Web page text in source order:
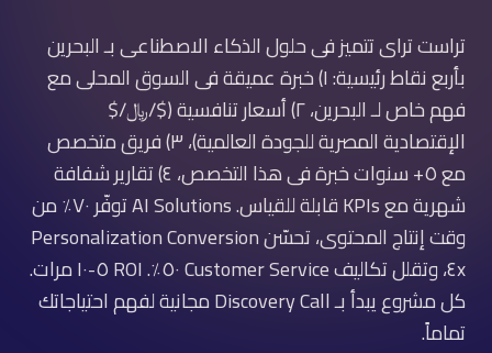
تراست تراى تتميز فى حلول الذكاء الاصطناعى بـ البحرين
بأربع نقاط رئيسية: ١) خبرة عميقة فى السوق المحلى مع
فهم خاص لـ البحرين، ٢) أسعار تنافسية ($/﷼/$
الإقتصادية المصرية للجودة العالمية)، ٣) فريق متخصص
مع ٥+ سنوات خبرة فى هذا التخصص، ٤) تقارير شفافة
شهرية مع KPIs قابلة للقياس. AI Solutions توفّر ٧٠٪ من
وقت إنتاج المحتوى، تحسّن Personalization Conversion
٤x، وتقلل تكاليف Customer Service ٥٠٪. ROI ٥-١٠ مرات.
كل مشروع يبدأ بـ Discovery Call مجانية لفهم احتياجاتك
تماماً.